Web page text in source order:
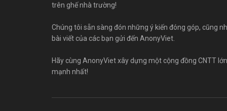
trên ghế nhà trường!
Chúng tôi sẵn sàng đón những ý kiến đóng góp, cũng
bài viết của các bạn gửi đến AnonyViet.
Hãy cùng AnonyViet xây dựng một cộng đồng CNTT lớn
mạnh nhất!